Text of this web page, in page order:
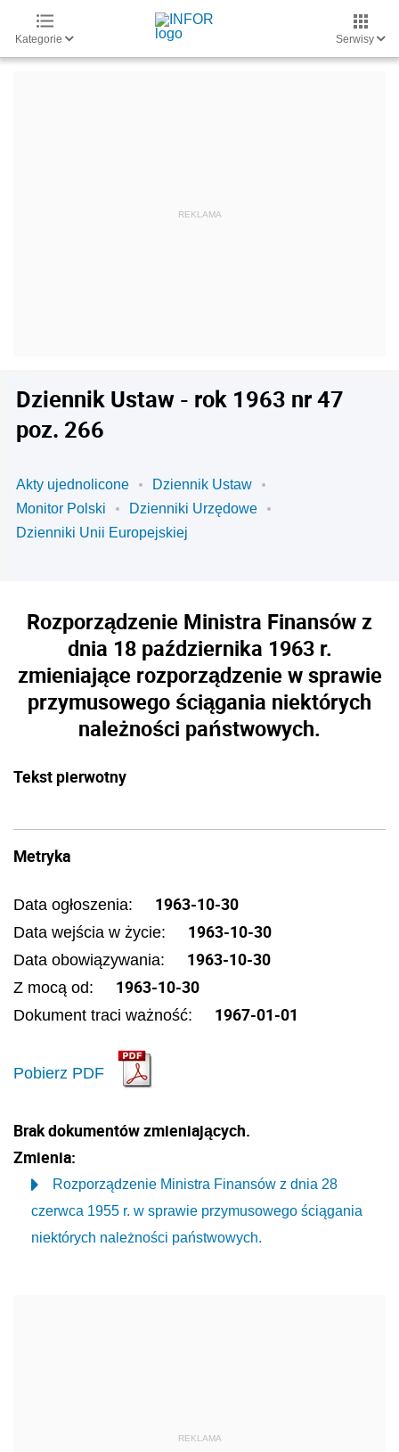
Kategorie Serwisy
Dziennik Ustaw - rok 1963 nr 47
poz. 266
Akty ujednolicone
Dziennik Ustaw
Monitor Polski
Dzienniki Urzędowe
Dzienniki Unii Europejskiej
Rozporządzenie Ministra Finansów z
dnia 18 października 1963 r.
zmieniające rozporządzenie w sprawie
przymusowego ściągania niektórych
należności państwowych.
Tekst pierwotny
Metryka
Data ogłoszenia: 1963-10-30
Data wejścia w życie: 1963-10-30
Data obowiązywania: 1963-10-30
Z mocą od: 1963-10-30
Dokument traci ważność: 1967-01-01
Pobierz PDF
Brak dokumentów zmieniających.
Zmienia:
Rozporządzenie Ministra Finansów z dnia 28
czerwca 1955 r. w sprawie przymusowego ściągania
niektórych należności państwowych.